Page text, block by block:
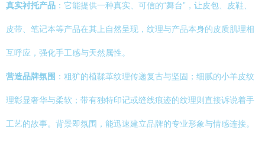
真实衬托产品 ：它能提供一种真实、可信的“舞台”，让皮包、皮鞋、
皮带、笔记本等产品在其上自然呈现，纹理与产品本身的皮质肌理相
互呼应，强化手工感与天然属性。
营造品牌氛围 ：粗犷的植鞣革纹理传递复古与坚固；细腻的小羊皮纹
理彰显奢华与柔软；带有独特印记或缝线痕迹的纹理则直接诉说着手
工艺的故事。背景即氛围，能迅速建立品牌的专业形象与情感连接。